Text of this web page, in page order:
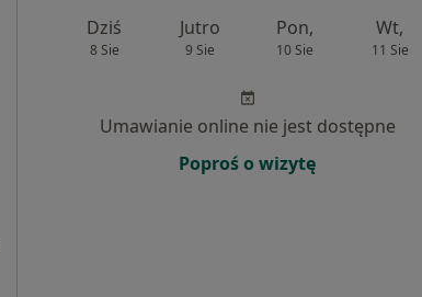
Dziś
8 Sie
Jutro
9 Sie
Pon,
10 Sie
Wt,
11 Sie
Umawianie online nie jest dostępne
Poproś o wizytę